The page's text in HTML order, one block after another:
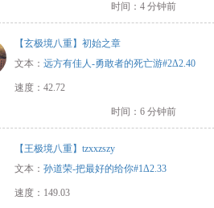
时间：4 分钟前
【玄极境八重】初始之章
文本： 远方有佳人-勇敢者的死亡游#2Δ2.40
速度：42.72
时间：6 分钟前
【王极境八重】tzxxzszy
文本： 孙道荣-把最好的给你#1Δ2.33
速度：149.03